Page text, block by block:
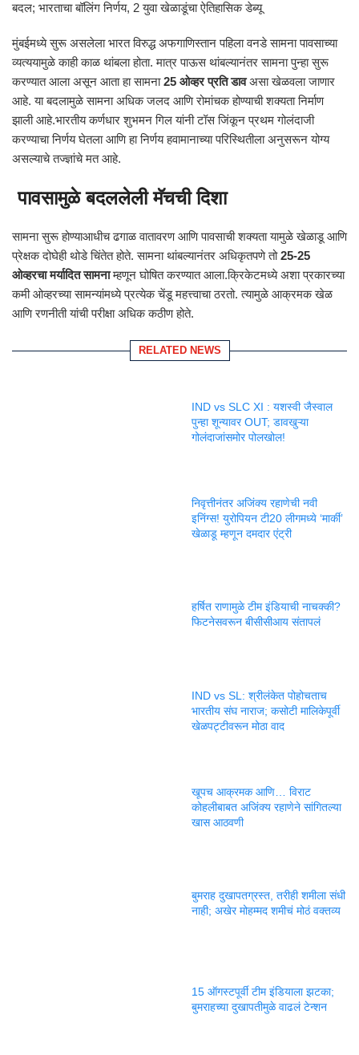
बदल; भारताचा बॉलिंग निर्णय, 2 युवा खेळाडूंचा ऐतिहासिक डेब्यू
मुंबईमध्ये सुरू असलेला भारत विरुद्ध अफगाणिस्तान पहिला वनडे सामना पावसाच्या
व्यत्ययामुळे काही काळ थांबला होता. मात्र पाऊस थांबल्यानंतर सामना पुन्हा सुरू
करण्यात आला असून आता हा सामना25 ओव्हर प्रति डावअसा खेळवला जाणार
आहे. या बदलामुळे सामना अधिक जलद आणि रोमांचक होण्याची शक्यता निर्माण
झाली आहे.भारतीय कर्णधार शुभमन गिल यांनी टॉस जिंकून प्रथम गोलंदाजी
करण्याचा निर्णय घेतला आणि हा निर्णय हवामानाच्या परिस्थितीला अनुसरून योग्य
असल्याचे तज्ज्ञांचे मत आहे.
पावसामुळे बदललेली मॅचची दिशा
सामना सुरू होण्याआधीच ढगाळ वातावरण आणि पावसाची शक्यता यामुळे खेळाडू आणि
प्रेक्षक दोघेही थोडे चिंतेत होते. सामना थांबल्यानंतर अधिकृतपणे तो25-25
ओव्हरचा मर्यादित सामनाम्हणून घोषित करण्यात आला.क्रिकेटमध्ये अशा प्रकारच्या
कमी ओव्हरच्या सामन्यांमध्ये प्रत्येक चेंडू महत्त्वाचा ठरतो. त्यामुळे आक्रमक खेळ
आणि रणनीती यांची परीक्षा अधिक कठीण होते.
RELATED NEWS
IND vs SLC XI : यशस्वी जैस्वाल
पुन्हा शून्यावर OUT; डावखुऱ्या
गोलंदाजांसमोर पोलखोल!
निवृत्तीनंतर अजिंक्य रहाणेची नवी
इनिंग्स! युरोपियन टी20 लीगमध्ये ‘मार्की’
खेळाडू म्हणून दमदार एंट्री
हर्षित राणामुळे टीम इंडियाची नाचक्की?
फिटनेसवरून बीसीसीआय संतापलं
IND vs SL: श्रीलंकेत पोहोचताच
भारतीय संघ नाराज; कसोटी मालिकेपूर्वी
खेळपट्टीवरून मोठा वाद
खूपच आक्रमक आणि… विराट
कोहलीबाबत अजिंक्य रहाणेने सांगितल्या
खास आठवणी
बुमराह दुखापतग्रस्त, तरीही शमीला संधी
नाही; अखेर मोहम्मद शमीचं मोठं वक्तव्य
15 ऑगस्टपूर्वी टीम इंडियाला झटका;
बुमराहच्या दुखापतीमुळे वाढलं टेन्शन